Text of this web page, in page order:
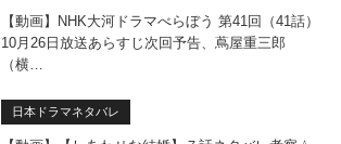
【動画】NHK大河ドラマべらぼう 第41回（41話）
10月26日放送あらすじ次回予告、蔦屋重三郎
（横…
日本ドラマネタバレ